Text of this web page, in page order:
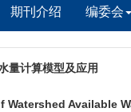
期刊介绍 编委会
量计算模型及应用
Available